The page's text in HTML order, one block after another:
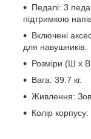
Педалі: 3
підтримкою
Включені
для навушників.
Розміри (Ш x
Вага: 39.7 кг.
Живлення:
Колір